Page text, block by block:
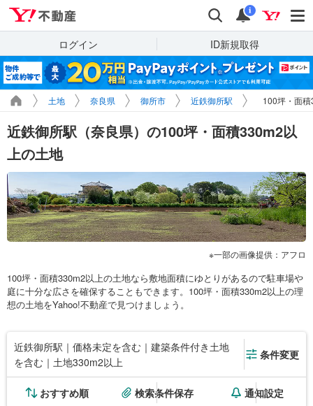
検索 通知
i
ログイン ID新規取得
土地 奈良県 御所市 近鉄御所駅 100坪・面
近鉄御所駅（奈良県）の100坪・面積330m2以
上の土地
一部の画像提供：アフロ
100坪・面積330m2以上の土地なら敷地面積にゆとりがあるので駐車場や
庭に十分な広さを確保することもできます。100坪・面積330m2以上の理
想の土地をYahoo!不動産で見つけましょう。
近鉄御所駅｜価格未定を含む｜建築条件付き土地
を含む｜土地330m2以上
条件変更
おすすめ順 検索条件保存 通知設定